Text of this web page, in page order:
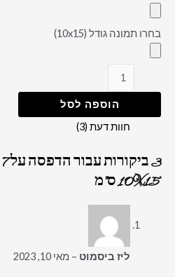
בחרו תמונה גודל (10x15)
הוספה לסל
חוות דעת (3)
3 ביקורות עבור
10X15 ס"מ
ליז ביסמוט – מאי 10, 2023